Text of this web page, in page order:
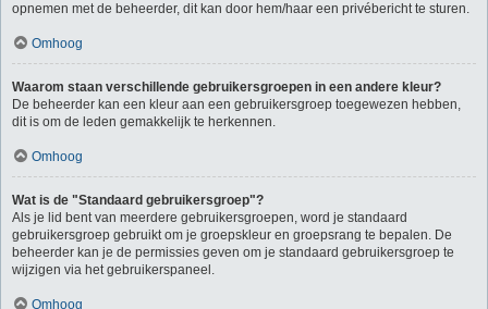
opnemen met de beheerder, dit kan door hem/haar een privébericht te sturen.
Omhoog
Waarom staan verschillende gebruikersgroepen in een andere kleur?
De beheerder kan een kleur aan een gebruikersgroep toegewezen hebben,
dit is om de leden gemakkelijk te herkennen.
Omhoog
Wat is de "Standaard gebruikersgroep"?
Als je lid bent van meerdere gebruikersgroepen, word je standaard
gebruikersgroep gebruikt om je groepskleur en groepsrang te bepalen. De
beheerder kan je de permissies geven om je standaard gebruikersgroep te
wijzigen via het gebruikerspaneel.
Omhoog